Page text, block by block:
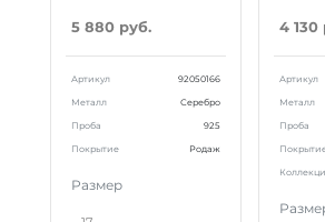
5 880 руб.
Артикул 92050166
Металл Серебро
Проба 925
Покрытие Родаж
Размер
4 130
Артикул
Металл
Проба